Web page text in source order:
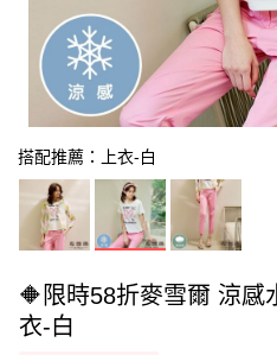
搭配推薦：上衣-白
🔶限時58折麥雪爾 涼感
衣-白